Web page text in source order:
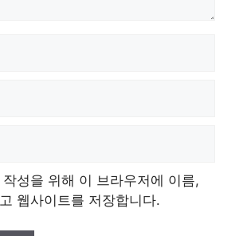
성을 위해 이 브라우저에 이름,
웹사이트를 저장합니다.